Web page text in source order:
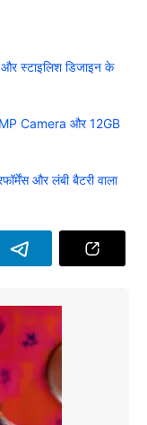
स्टाइलिश डिजाइन के
Camera और 12GB
और लंबी बैटरी वाला